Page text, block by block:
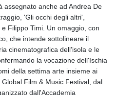
1588628.329042
ISK 141.829705
JEP 0.85882
JMD 183.531544
JOD 0.819316
JPY 182.269373
KES 149.514917
KGS 101.051106
assegnato anche ad Andrea De
'Gli occhi degli altri',
Filippo Timi. Un omaggio, con
che intende sottolineare il
cinematografica dell'isola e le
la vocazione dell'Ischia
della settima arte insieme ai
Film & Music Festival, dal
dall'Accademia